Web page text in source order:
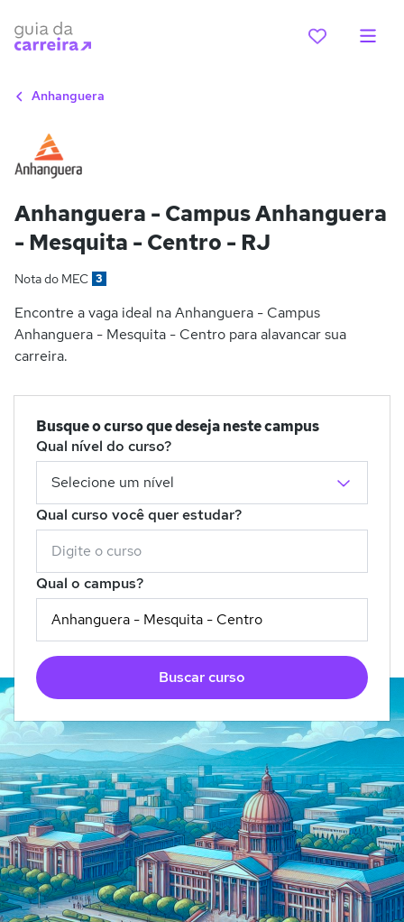
Anhanguera
Anhanguera - Campus Anhanguera
- Mesquita - Centro - RJ
Nota do MEC 3
Encontre a vaga ideal na Anhanguera - Campus
Anhanguera - Mesquita - Centro para alavancar sua
carreira.
Busque o curso que deseja neste campus
Qual nível do curso?
Qual curso você quer estudar?
Qual o campus?
Buscar curso